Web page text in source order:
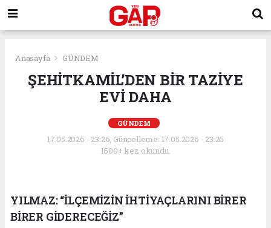
Anasayfa GÜNDEM
ŞEHİTKAMİL’DEN BİR TAZİYE
EVİ DAHA
GÜNDEM
17.05.2026 - 23:26, Güncelleme: 17.05.2026 - 23:26
1600+ kez okundu.
YILMAZ: “İLÇEMİZİN İHTİYAÇLARINI BİRER
BİRER GİDERECEĞİZ”